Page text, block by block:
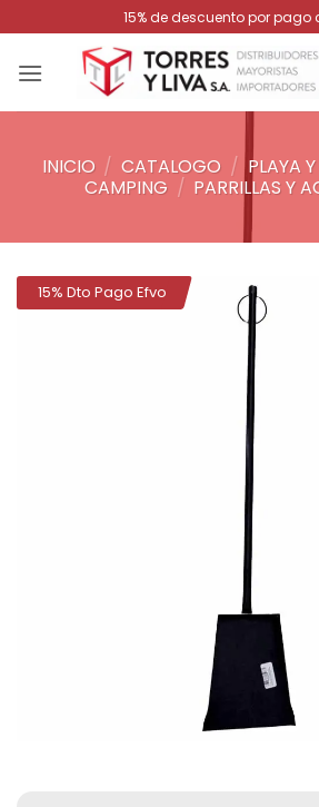
al
contenido
15% de descuento por
INICIO / CATALOGO / PLAYA
CAMPING / PARRILLAS Y
15% Dto Pago Efvo